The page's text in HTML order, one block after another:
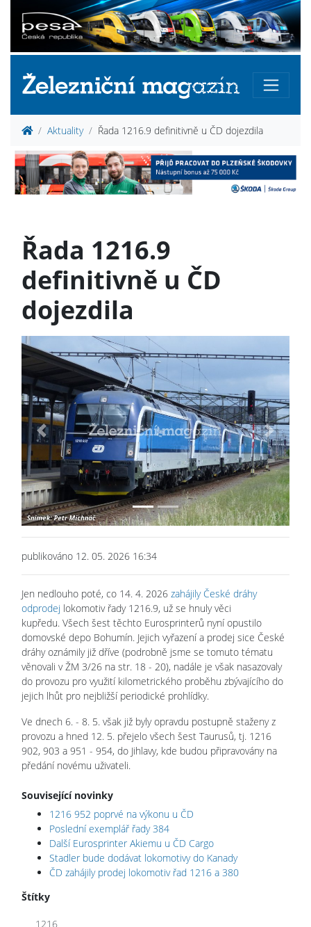
Aktuality Řada 1216.9 definitivně u ČD dojezdila
Řada 1216.9
definitivně u ČD
dojezdila
Previous Next
publikováno 12. 05. 2026 16:34
Jen nedlouho poté, co 14. 4. 2026 zahájily České dráhy
odprodej lokomotiv řady 1216.9, už se hnuly věci
kupředu. Všech šest těchto Eurosprinterů nyní opustilo
domovské depo Bohumín. Jejich vyřazení a prodej sice České
dráhy oznámily již dříve (podrobně jsme se tomuto tématu
věnovali v ŽM 3/26 na str. 18 - 20), nadále je však nasazovaly
do provozu pro využití kilometrického proběhu zbývajícího do
jejich lhůt pro nejbližší periodické prohlídky.
Ve dnech 6. - 8. 5. však již byly opravdu postupně staženy z
provozu a hned 12. 5. přejelo všech šest Taurusů, tj. 1216
902, 903 a 951 - 954, do Jihlavy, kde budou připravovány na
předání novému uživateli.
Související novinky
1216 952 poprvé na výkonu u ČD
Poslední exemplář řady 384
Další Eurosprinter Akiemu u ČD Cargo
Stadler bude dodávat lokomotivy do Kanady
ČD zahájily prodej lokomotiv řad 1216 a 380
Štítky
1216